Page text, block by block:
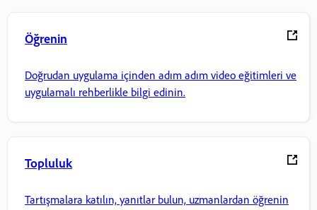
Öğrenin
Doğrudan uygulama içinden adım adım video eğitimleri ve
uygulamalı rehberlikle bilgi edinin.
Topluluk
Tartışmalara katılın, yanıtlar bulun, uzmanlardan öğrenin